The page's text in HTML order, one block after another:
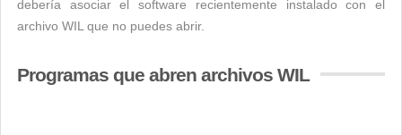
debería asociar el software recientemente instalado con el
archivo WIL que no puedes abrir.
Programas que abren archivos WIL